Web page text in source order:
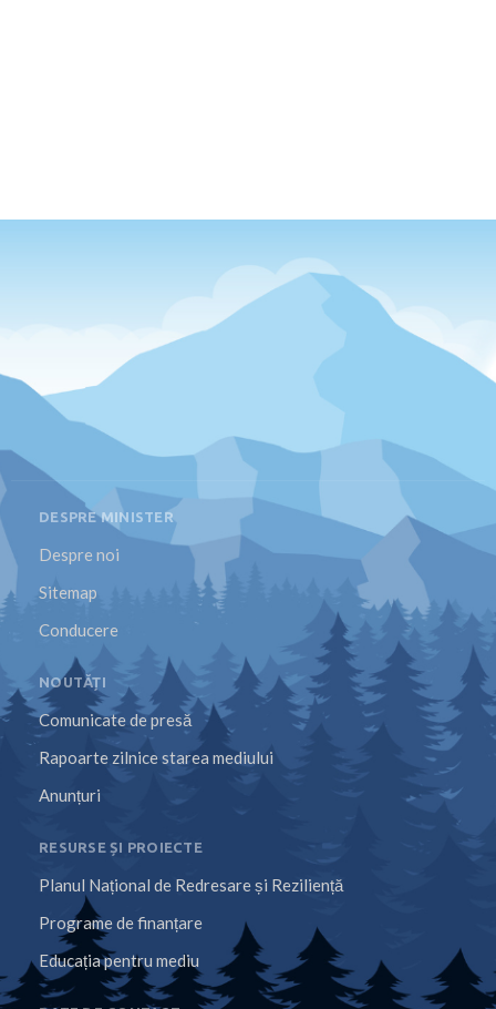
DESPRE MINISTER
Despre noi
Sitemap
Conducere
NOUTĂȚI
Comunicate de presă
Rapoarte zilnice starea mediului
Anunțuri
RESURSE ȘI PROIECTE
Planul Național de Redresare și Reziliență
Programe de finanțare
Educația pentru mediu